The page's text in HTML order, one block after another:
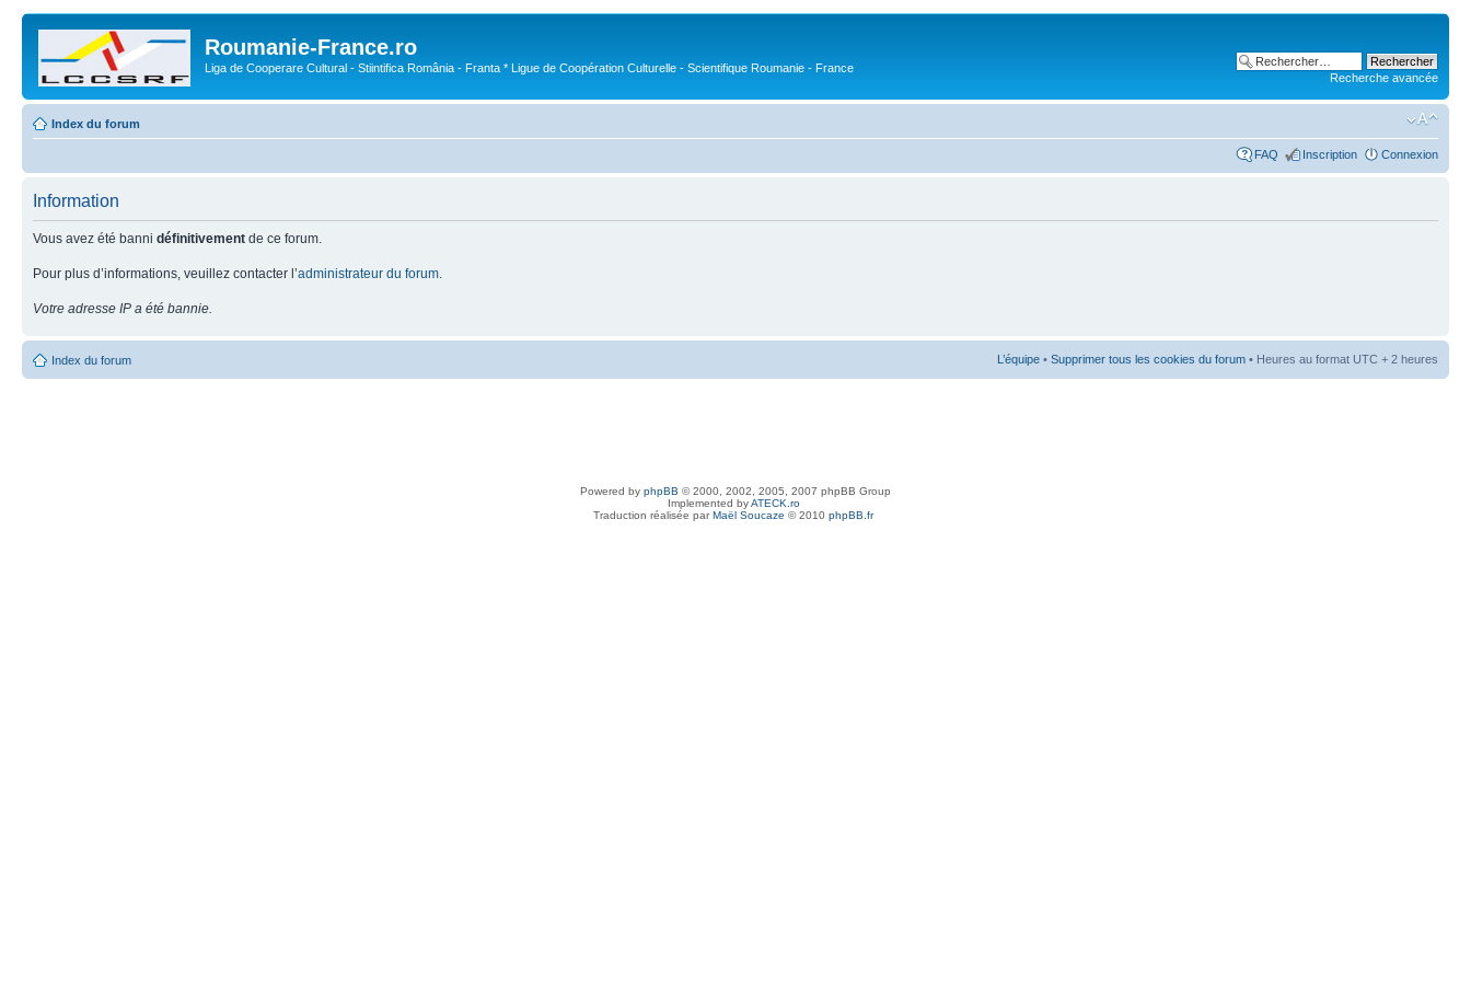
Roumanie-France.ro
Liga de Cooperare Cultural - Stiintifica România - Franta * Ligue de Coopération Culturelle - Scientifique Roumanie - France
Recherche avancée
Index du forum
FAQ Inscription Connexion
Information
Vous avez été banni définitivement de ce forum.
Pour plus d’informations, veuillez contacter l’administrateur du forum
Votre adresse IP a été bannie.
Index du forum L’équipe • Supprimer tous les cookies du forum • Heures au format UTC + 2 heures
Powered by phpBB © 2000, 2002, 2005, 2007 phpBB Group
Implemented byATECK.ro
Traduction réalisée parMaël Soucaze © 2010 phpBB.fr